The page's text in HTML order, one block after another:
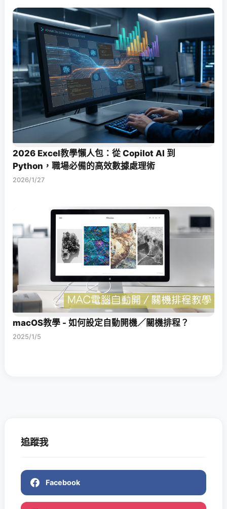
2026 Excel教學懶人包：從 Copilot AI 到
Python，職場必備的高效數據處理術
2026/1/27
macOS教學 - 如何設定自動開機／關機排程？
2025/1/5
追蹤我
Facebook